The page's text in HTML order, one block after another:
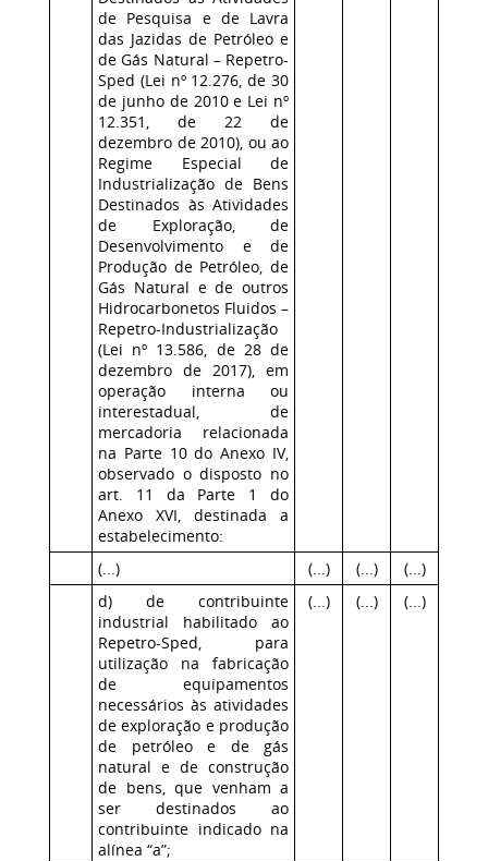
de Pesquisa e de Lavra
das Jazidas de Petróleo e
de Gás Natural – Repetro-
Sped (Lei nº 12.276, de 30
de junho de 2010 e Lei nº
12.351, de 22 de
dezembro de 2010), ou ao
Regime Especial de
Industrialização de Bens
Destinados às Atividades
de Exploração, de
Desenvolvimento e de
Produção de Petróleo, de
Gás Natural e de outros
Hidrocarbonetos Fluidos –
Repetro-Industrialização
(Lei nº 13.586, de 28 de
dezembro de 2017), em
operação interna ou
interestadual, de
mercadoria relacionada
na Parte 10 do Anexo IV,
observado o disposto no
art. 11 da Parte 1 do
Anexo XVI, destinada a
estabelecimento:
(...) (...) (...)
(...)
d) de contribuinte
industrial habilitado ao
Repetro-Sped, para
utilização na fabricação
de equipamentos
necessários às atividades
de exploração e produção
de petróleo e de gás
natural e de construção
de bens, que venham a
ser destinados ao
contribuinte indicado na
alínea “a”;
(...) (...) (...)